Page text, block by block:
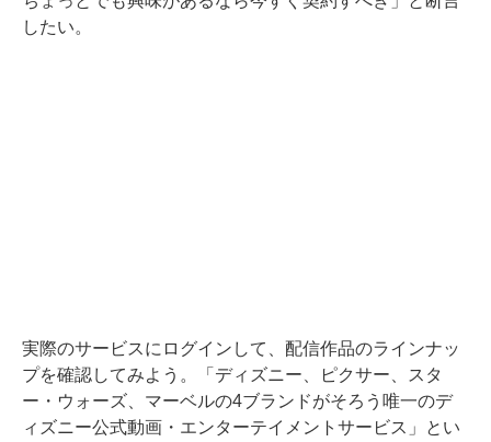
したい。
実際のサービスにログインして、配信作品のラインナッ
プを確認してみよう。「ディズニー、ピクサー、スタ
ー・ウォーズ、マーベルの4ブランドがそろう唯一のデ
ィズニー公式動画・エンターテイメントサービス」とい